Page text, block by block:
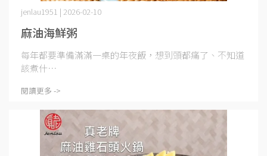
麻油海鮮粥
jenlau1951 | 2026-02-10
每年都要準備滿滿一桌的年夜飯，想到頭都痛了、不知道
該煮什⋯
閱讀更多 ->